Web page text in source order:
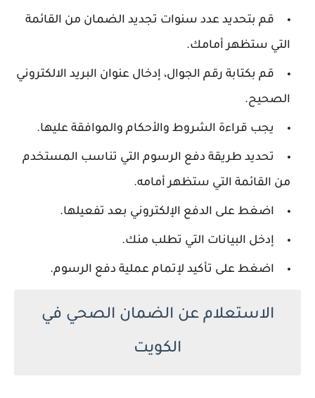
قم بتحديد عدد سنوات تجديد الضمان من القائمة
التي ستظهر أمامك.
قم بكتابة رقم الجوال، إدخال عنوان البريد الالكتروني
الصحيح.
يجب قراءة الشروط والأحكام والموافقة عليها.
تحديد طريقة دفع الرسوم التي تناسب المستخدم
من القائمة التي ستظهر أمامه.
اضغط على الدفع الإلكتروني بعد تفعيلها.
إدخل البيانات التي تطلب منك.
اضغط على تأكيد لإتمام عملية دفع الرسوم.
الاستعلام عن الضمان الصحي في
الكويت